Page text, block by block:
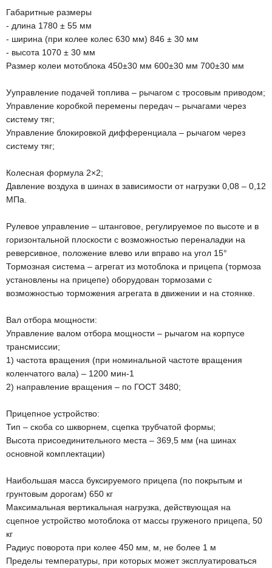
Габаритные размеры
- длина 1780 ± 55 мм
- ширина (при колее колес 630 мм) 846 ± 30 мм
- высота 1070 ± 30 мм
Размер колеи мотоблока 450±30 мм 600±30 мм 700±30 мм
Ууправление подачей топлива – рычагом с тросовым приводом;
Управление коробкой перемены передач – рычагами через
систему тяг;
Управление блокировкой дифференциала – рычагом через
систему тяг;
Колесная формула 2×2;
Давление воздуха в шинах в зависимости от нагрузки 0,08 – 0,12
МПа.
Рулевое управление – штанговое, регулируемое по высоте и в
горизонтальной плоскости с возможностью переналадки на
реверсивное, положение влево или вправо на угол 15°
Тормозная система – агрегат из мотоблока и прицепа (тормоза
установлены на прицепе) оборудован тормозами с
возможностью торможения агрегата в движении и на стоянке.
Вал отбора мощности:
Управление валом отбора мощности – рычагом на корпусе
трансмиссии;
1) частота вращения (при номинальной частоте вращения
коленчатого вала) – 1200 мин-1
2) направление вращения – по ГОСТ 3480;
Прицепное устройство:
Тип – скоба со шкворнем, сцепка трубчатой формы;
Высота присоединительного места – 369,5 мм (на шинах
основной комплектации)
Наибольшая масса буксируемого прицепа (по покрытым и
грунтовым дорогам) 650 кг
Максимальная вертикальная нагрузка, действующая на
сцепное устройство мотоблока от массы груженого прицепа, 50
кг
Радиус поворота при колее 450 мм, м, не более 1 м
Пределы температуры, при которых может эксплуатироваться